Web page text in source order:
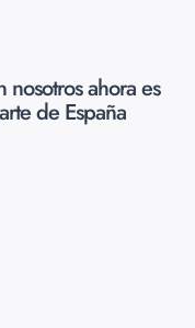
ahora es
de España